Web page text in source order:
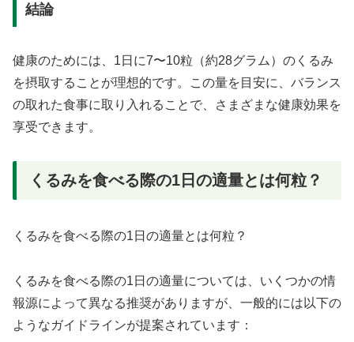
結論
健康のためには、1日に7〜10粒（約28グラム）のくるみ
を摂取することが理想的です。この量を目安に、バランス
の取れた食事に取り入れることで、さまざまな健康効果を
享受できます。
くるみを食べる際の1日の適量とは何粒？
くるみを食べる際の1日の適量とは何粒？
くるみを食べる際の1日の適量については、いくつかの情
報源によって異なる推奨がありますが、一般的には以下の
ようなガイドラインが提案されています：